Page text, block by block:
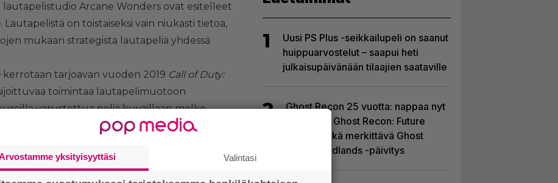
lautapelistudio Arcane Wonders ovat esitelleet
. Lautapelistä on toistaiseksi vain niukasti tietoa,
mukaan strategista lautapeliä yhdessä
kerrotaan tarjoavan vuoden 2019 Call of Duty:
toimintaa lautapelimuotoon
varustettua peliä kuvaillaan melko
voi pelata yhdellä pelisetillä kahden pelaajan
määrää voi kasvattaa neljään
1
Uusi PS Plus -seikkailupeli on saanut
huippuarvostelut – saapui heti
julkaisupäivänään tilaajien saataville
2
Ghost Recon 25 vuotta: nappaa nyt
ilmaiseksi Ghost Recon: Future
Soldier sekä merkittävä Ghost
Recon Wildlands -päivitys
yksityisyyttäsi Valintasi